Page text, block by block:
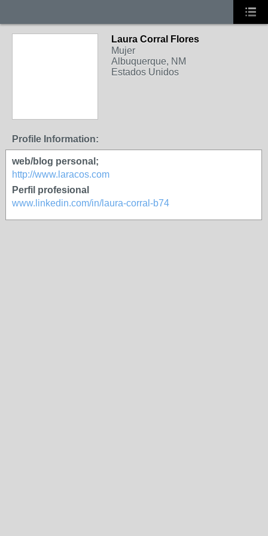
Laura Corral Flores
Mujer
Albuquerque, NM
Estados Unidos
Profile Information:
web/blog personal;
http://www.laracos.com
Perfil profesional
www.linkedin.com/in/laura-corral-b74